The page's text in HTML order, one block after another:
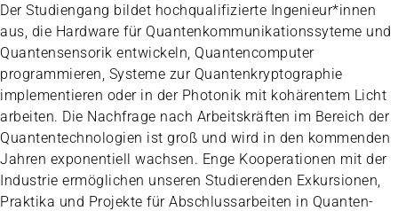
Der Studiengang bildet hochqualifizierte Ingenieur*innen
aus, die Hardware für Quantenkommunikationssyteme und
Quantensensorik entwickeln, Quantencomputer
programmieren, Systeme zur Quantenkryptographie
implementieren oder in der Photonik mit kohärentem Licht
arbeiten. Die Nachfrage nach Arbeitskräften im Bereich der
Quantentechnologien ist groß und wird in den kommenden
Jahren exponentiell wachsen. Enge Kooperationen mit der
Industrie ermöglichen unseren Studierenden Exkursionen,
Praktika und Projekte für Abschlussarbeiten in Quanten-